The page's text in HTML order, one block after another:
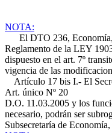
NOTA:
El DTO 236, Economía,
Reglamento de la LEY
dispuesto en el art. 7º
vigencia de las
Artículo 17 bis I.- El
Art. único Nº 20
D.O. 11.03.2005 y los
necesario, podrán ser
Subsecretaría de